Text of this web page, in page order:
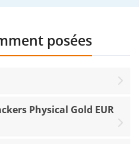
posées
Physical Gold EUR